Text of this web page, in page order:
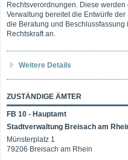
Rechtsverordnungen. Diese
Verwaltung bereitet die Entwürfe
die Beratung und
Rechtskraft an.
Weitere Details
ZUSTÄNDIGE ÄMTER
FB 10 - Hauptamt
Stadtverwaltung Breisach am
Münsterplatz 1
79206 Breisach am Rhein